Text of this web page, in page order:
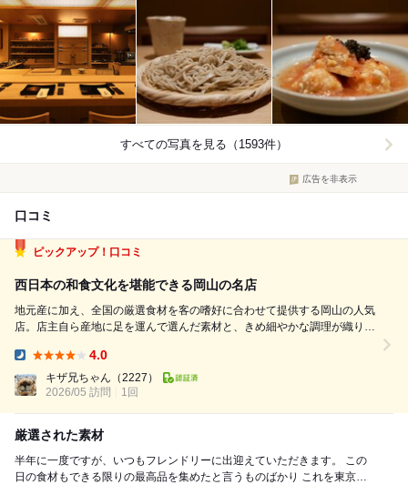
すべての写真を見る（1593件）
広告を非表示
口コミ
ピックアップ！口コミ
￼西日本の和食文化を堪能できる岡山の名店
￼地元産に加え、全国の厳選食材を客の嗜好に合わせて提供する岡山の人気
店。店主自ら産地に足を運んで￼選んだ素材と￼、きめ細やかな調理が織り成
ろこし 豆腐 アスパラの木の芽 ワタリガニのしんじょう 蛤 ケンサキイ
カ 伊勢...
4.0
キザ兄ちゃん （2227）
2026/05 訪問
1回
厳選された素材
半年に一度ですが、いつもフレンドリーに出迎えていただきます。 この
日の食材もできる限りの最高品を集めたと言うものばかり これを東京で